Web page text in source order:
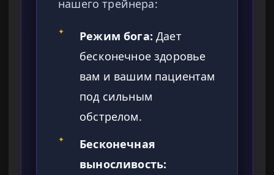
нашего трейнера:
✦ Режим бога: Дает
бесконечное здоровье
вам и вашим пациентам
под сильным
обстрелом.
✦
Бесконечная
выносливость: